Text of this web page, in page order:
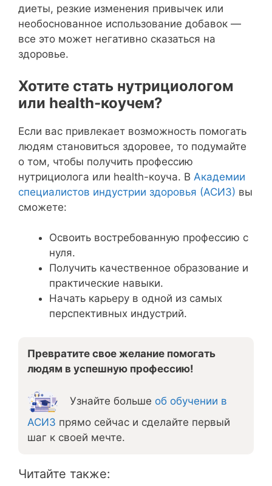
диеты, резкие изменения привычек или
необоснованное использование добавок —
все это может негативно сказаться на
здоровье.
Хотите стать нутрициологом
или health-коучем?
Если вас привлекает возможность помогать
людям становиться здоровее, то подумайте
о том, чтобы получить профессию
нутрициолога или health-коуча. В Академии
специалистов индустрии здоровья (АСИЗ) вы
сможете:
Освоить востребованную профессию с
нуля.
Получить качественное образование и
практические навыки.
Начать карьеру в одной из самых
перспективных индустрий.
Превратите свое желание помогать
людям в успешную профессию!
Узнайте больше об обучении в
АСИЗ прямо сейчас и сделайте первый
шаг к своей мечте.
Читайте также: